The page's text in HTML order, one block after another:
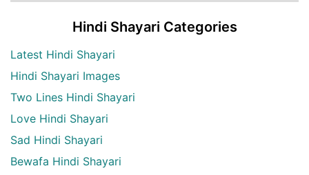
Hindi Shayari Categories
Latest Hindi Shayari
Hindi Shayari Images
Two Lines Hindi Shayari
Love Hindi Shayari
Sad Hindi Shayari
Bewafa Hindi Shayari